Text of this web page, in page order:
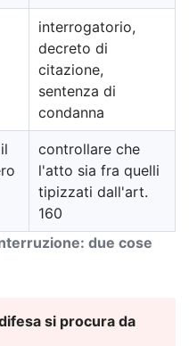
due cose
interrogatorio,
decreto di
citazione,
sentenza di
condanna
controllare che
l'atto sia fra quelli
tipizzati dall'art.
160
si procura da